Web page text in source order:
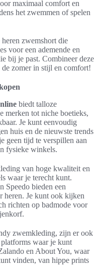
maximaal comfort en
het zwemmen of spelen
zwemshort die
voor een ademende en
bij je past. Combineer deze
de zomer in stijl en comfort!
biedt talloze
merken tot niche boetieks,
Je kunt eenvoudig
huis en de nieuwste trends
geen tijd te verspillen aan
fysieke winkels.
van hoge kwaliteit en
waar je terecht kunt.
Speedo bieden een
heren. Je kunt ook kijken
richten op badmode voor
zwemkleding, zijn er ook
waar je kunt
en About You, waar
vinden, van hippe prints